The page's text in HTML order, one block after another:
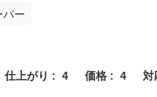
パー
仕上がり : 4 価格 : 4 対